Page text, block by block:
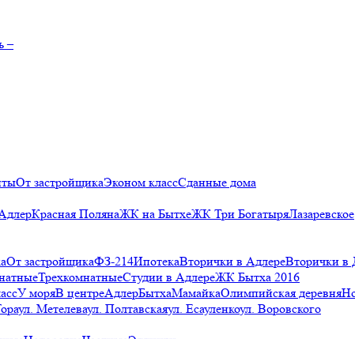
–
От застройщикаЭконом классСданные дома
Красная ПолянаЖК на БытхеЖК Три БогатыряЛазаревское
От застройщикаФЗ-214ИпотекаВторички в АдлереВторички в
ТрехкомнатныеСтудии в АдлереЖК Бытха 2016
У моряВ центреАдлерБытхаМамайкаОлимпийская деревня
ул. Метелеваул. Полтавскаяул. Есауленкоул. Воровского